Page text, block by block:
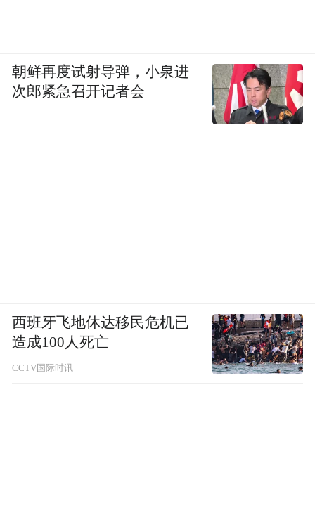
朝鲜再度试射导弹，小泉进
次郎紧急召开记者会
西班牙飞地休达移民危机已
造成100人死亡
CCTV国际时讯